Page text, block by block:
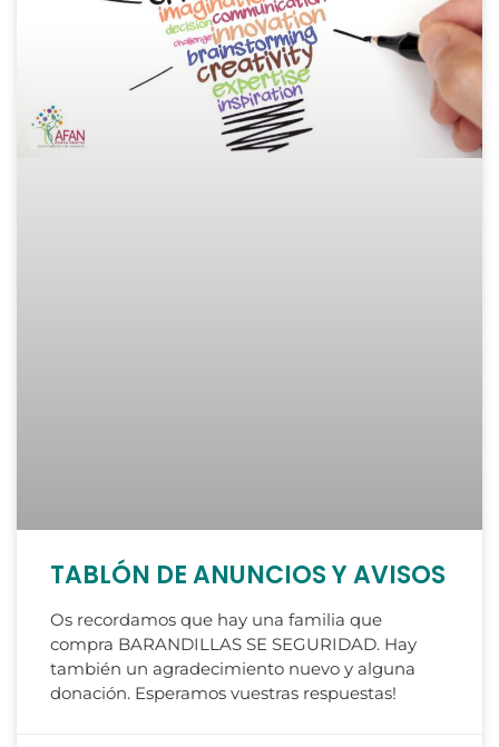
TABLÓN DE ANUNCIOS Y AVISOS
Os recordamos que hay una familia que
compra BARANDILLAS SE SEGURIDAD. Hay
también un agradecimiento nuevo y alguna
donación. Esperamos vuestras respuestas!